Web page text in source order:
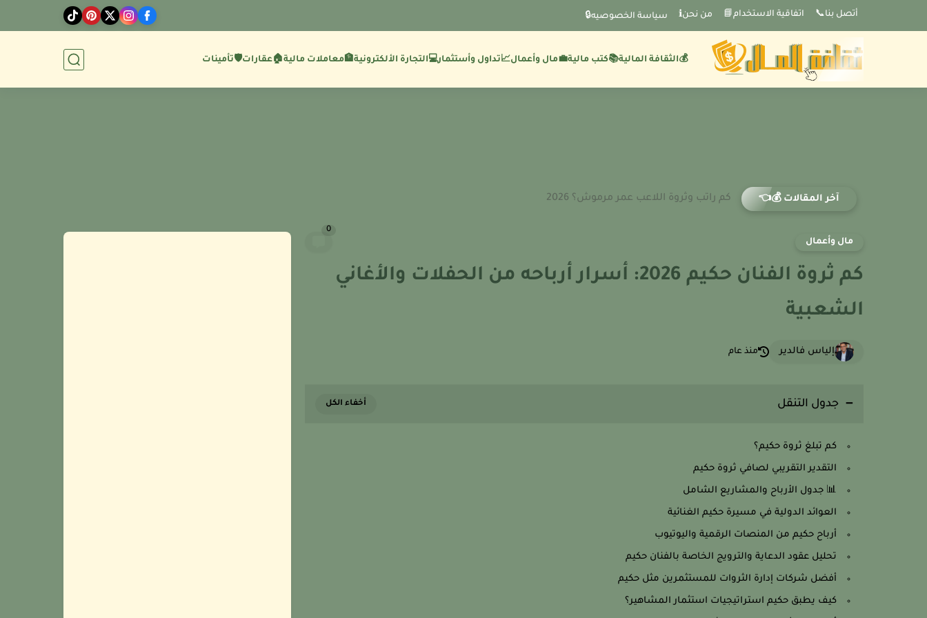
أتصل بنا📞 اتفاقية الاستخدام📘 من نحنℹ️ سياسة الخصوصيه🔒
💰الثقافة المالية📚كتب مالية💼مال وأعمال📈تداول وأستثمار💻التجارة الألكترونية🏦معاملات مالية🏠عقارات🛡️تأمينات
آخر المقالات 💰👈 كم راتب وثروة اللاعب عمر مرموش؟ 2026
مال وأعمال
0
كم ثروة الفنان حكيم 2026: أسرار أرباحه من الحفلات والأغاني
الشعبية
إلياس فالدير منذ عام
جدول التنقل
كم تبلغ ثروة حكيم؟
التقدير التقريبي لصافي ثروة حكيم
📊 جدول الأرباح والمشاريع الشامل
العوائد الدولية في مسيرة حكيم الغنائية
أرباح حكيم من المنصات الرقمية واليوتيوب
تحليل عقود الدعاية والترويج الخاصة بالفنان حكيم
أفضل شركات إدارة الثروات للمستثمرين مثل حكيم
كيف يطبق حكيم استراتيجيات استثمار المشاهير؟